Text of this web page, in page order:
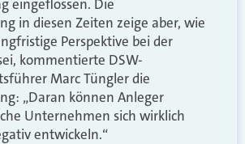
eingeflossen. Die
in diesen Zeiten zeige aber, wie
Perspektive bei der
kommentierte DSW-
Marc Tüngler die
„Daran können Anleger
Unternehmen sich wirklich
entwickeln.“